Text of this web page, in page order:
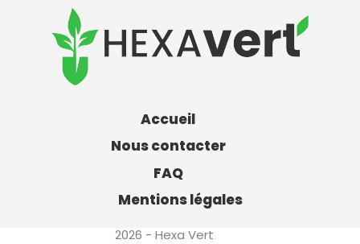
Accueil
Nous contacter
FAQ
Mentions légales
2026 - Hexa Vert